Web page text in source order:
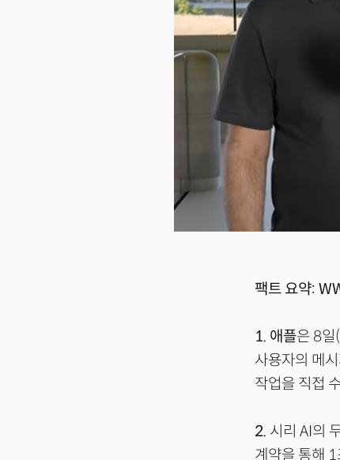
팩트 요약:
1. 애플은 8일
사용자의 메
작업을 직접
2. 시리 AI의
계약을 통해